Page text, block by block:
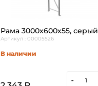
Рама 3000х600х55, серый
Артикул : 00005526
В наличии
-